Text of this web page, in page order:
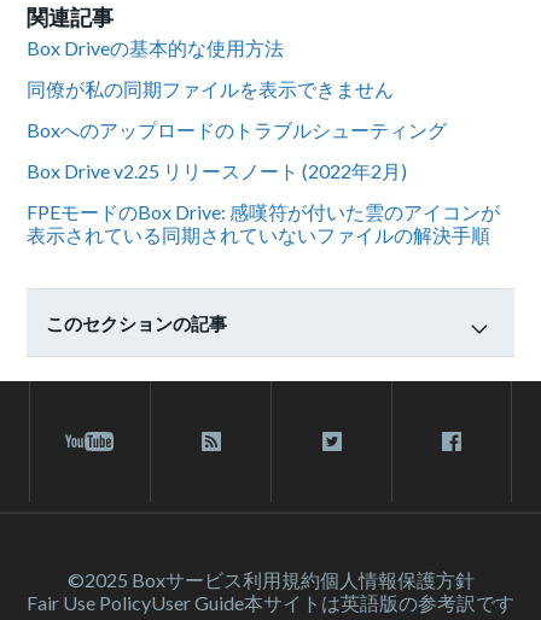
関連記事
Box Driveの基本的な使用方法
同僚が私の同期ファイルを表示できません
Boxへのアップロードのトラブルシューティング
Box Drive v2.25 リリースノート (2022年2月)
FPEモードのBox Drive: 感嘆符が付いた雲のアイコンが
表示されている同期されていないファイルの解決手順
このセクションの記事
©2025 Boxサービス利⽤規約個人情報保護方針
Fair Use PolicyUser Guide本サイトは英語版の参考訳です